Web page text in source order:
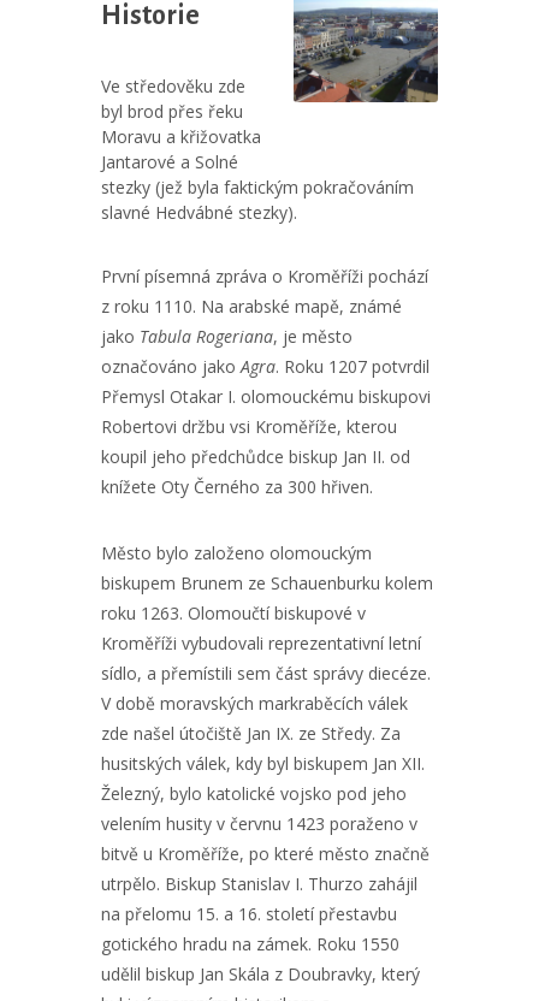
Historie
Ve středověku zde
byl brod přes řeku
Moravu a křižovatka
Jantarové a Solné
stezky (jež byla faktickým pokračováním
slavné Hedvábné stezky).
První písemná zpráva o Kroměříži pochází
z roku 1110. Na arabské mapě, známé
jako Tabula Rogeriana, je město
označováno jakoAgra. Roku 1207 potvrdil
Přemysl Otakar I. olomouckému biskupovi
Robertovi držbu vsi Kroměříže, kterou
koupil jeho předchůdce biskup Jan II. od
knížete Oty Černého za 300 hřiven.
Město bylo založeno olomouckým
biskupem Brunem ze Schauenburku kolem
roku 1263. Olomoučtí biskupové v
Kroměříži vybudovali reprezentativní letní
sídlo, a přemístili sem část správy diecéze.
V době moravských markraběcích válek
zde našel útočiště Jan IX. ze Středy. Za
husitských válek, kdy byl biskupem Jan XII.
Železný, bylo katolické vojsko pod jeho
velením husity v červnu 1423 poraženo v
bitvě u Kroměříže, po které město značně
utrpělo. Biskup Stanislav I. Thurzo zahájil
na přelomu 15. a 16. století přestavbu
gotického hradu na zámek. Roku 1550
udělil biskup Jan Skála z Doubravky, který